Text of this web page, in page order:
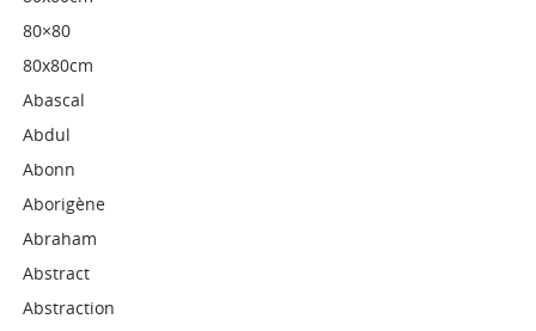
80×80
80x80cm
Abascal
Abdul
Abonn
Aborigène
Abraham
Abstract
Abstraction